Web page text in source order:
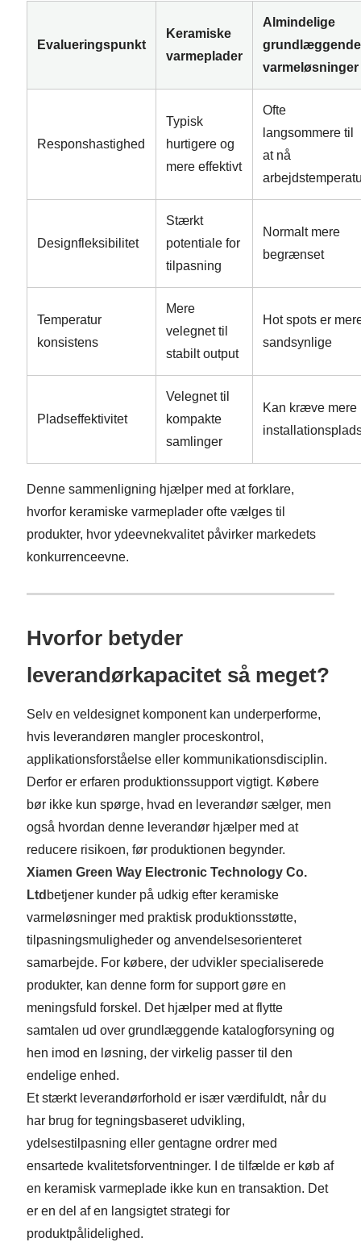
Evalueringspunkt
Keramiske
varmeplader
Almindelige
grundlæggende
varmeløsninger
Responshastighed
Typisk
hurtigere og
mere effektivt
Ofte
langsommere til
at nå
Designfleksibilitet
Stærkt
potentiale for
tilpasning
Normalt mere
begrænset
Temperatur
konsistens
Mere
velegnet til
stabilt output
Hot spots er
sandsynlige
Pladseffektivitet
Velegnet til
kompakte
samlinger
Kan kræve mere
Denne sammenligning hjælper med at forklare,
hvorfor keramiske varmeplader ofte vælges til
produkter, hvor ydeevnekvalitet påvirker markedets
konkurrenceevne.
Hvorfor betyder
leverandørkapacitet så meget?
Selv en veldesignet komponent kan underperforme,
hvis leverandøren mangler proceskontrol,
applikationsforståelse eller kommunikationsdisciplin.
Derfor er erfaren produktionssupport vigtigt. Købere
bør ikke kun spørge, hvad en leverandør sælger, men
også hvordan denne leverandør hjælper med at
reducere risikoen, før produktionen begynder.
Xiamen Green Way Electronic Technology Co.
Ltd betjener kunder på udkig efter keramiske
varmeløsninger med praktisk produktionsstøtte,
tilpasningsmuligheder og anvendelsesorienteret
samarbejde. For købere, der udvikler specialiserede
produkter, kan denne form for support gøre en
meningsfuld forskel. Det hjælper med at flytte
samtalen ud over grundlæggende katalogforsyning og
hen imod en løsning, der virkelig passer til den
endelige enhed.
Et stærkt leverandørforhold er især værdifuldt, når du
har brug for tegningsbaseret udvikling,
ydelsestilpasning eller gentagne ordrer med
ensartede kvalitetsforventninger. I de tilfælde er køb af
en keramisk varmeplade ikke kun en transaktion. Det
er en del af en langsigtet strategi for
produktpålidelighed.